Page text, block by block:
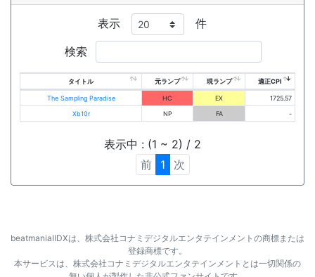
表示 件
検索
タイトル 元ランプ 現ランプ 適正CPI
The Sampling Paradise HC EX
1725.57
Xb10r
NP FA -
表示中 : (1 ~ 2) / 2
前
1 次
beatmaniaⅡDXは、株式会社コナミデジタルエンタテインメントの商標または
登録商標です。
本サービスは、株式会社コナミデジタルエンタテインメントとは一切関係の